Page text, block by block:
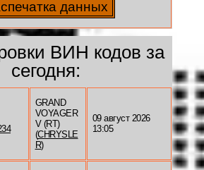
ВИН кодов за
сегодня:
GRAND
VOYAGER
V (RT)
(CHRYSLE
R)
09 август 2026
13:05